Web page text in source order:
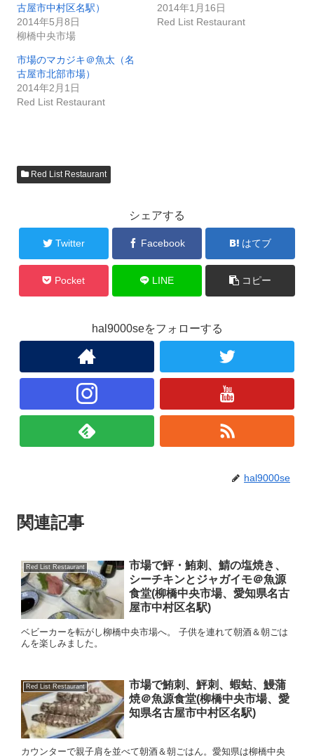
古屋市中村区名駅）
2014年5月8日
柳橋中央市場
2014年1月16日
Red List Restaurant
市場のマカジキ＠魚太（名
古屋市北部市場）
2014年2月1日
Red List Restaurant
Red List Restaurant
シェアする
Twitter Facebook はてブ
Pocket LINE コピー
hal9000seをフォローする
hal9000se
関連記事
Red List Restaurant
市場で鮃・鮪刺、鯖の塩焼き、
シーチキンとジャガイモ＠魚源
食堂(柳橋中央市場、愛知県名古
屋市中村区名駅)
ベビーカーを転がし柳橋中央市場へ。 子供を連れて朝酒＆朝ごは
んを楽しみました。
Red List Restaurant
市場で鮪刺、鮃刺、蝦蛄、鰻蒲
焼＠魚源食堂(柳橋中央市場、愛
知県名古屋市中村区名駅)
カウンターで親子肩を並べて朝酒＆朝ごはん。愛知県は柳橋中央